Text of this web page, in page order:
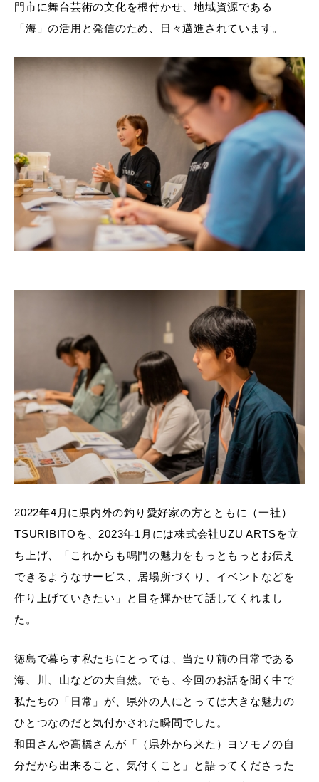
門市に舞台芸術の文化を根付かせ、地域資源である
「海」の活用と発信のため、日々邁進されています。
2022年4月に県内外の釣り愛好家の方とともに（一社）
TSURIBITOを、2023年1月には株式会社UZU ARTSを立
ち上げ、「これからも鳴門の魅力をもっともっとお伝え
できるようなサービス、居場所づくり、イベントなどを
作り上げていきたい」と目を輝かせて話してくれまし
た。
徳島で暮らす私たちにとっては、当たり前の日常である
海、川、山などの大自然。でも、今回のお話を聞く中で
私たちの「日常」が、県外の人にとっては大きな魅力の
ひとつなのだと気付かされた瞬間でした。
和田さんや高橋さんが「（県外から来た）ヨソモノの自
分だから出来ること、気付くこと」と語ってくださった